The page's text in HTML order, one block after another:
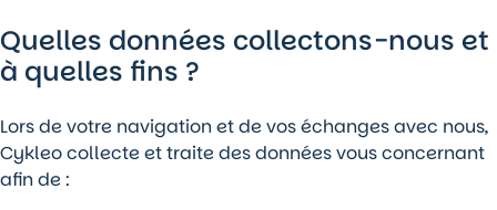
Quelles données collectons-nous et
à quelles fins ?
Lors de votre navigation et de vos échanges avec nous,
Cykleo collecte et traite des données vous concernant
afin de :